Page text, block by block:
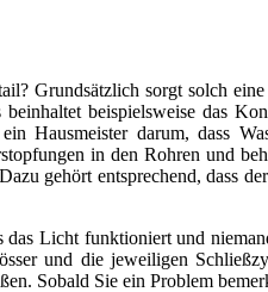
Grundsätzlich sorgt solch
beispielsweise das
Hausmeister darum, dass
in den Rohren und
gehört entsprechend, dass
das Licht funktioniert und
und die jeweiligen
Sobald Sie ein Problem